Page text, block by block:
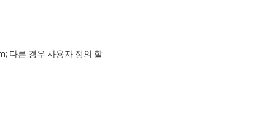
다른 경우 사용자 정의 할